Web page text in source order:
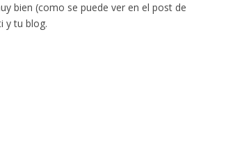
bien (como se puede ver en el post de
y tu blog.